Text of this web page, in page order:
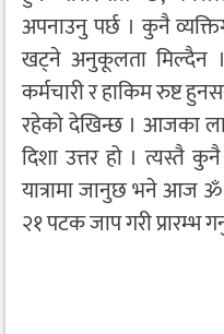
अपनाउनु पर्छ । कुनै
खट्ने अनुकूलता मिल्दैन
कर्मचारी र हाकिम रुष्ट
रहेको देखिन्छ । आजका
दिशा उत्तर हो । त्यस्तै
यात्रामा जानुछ भने आज ॐ
२१ पटक जाप गरी प्रारम्भ